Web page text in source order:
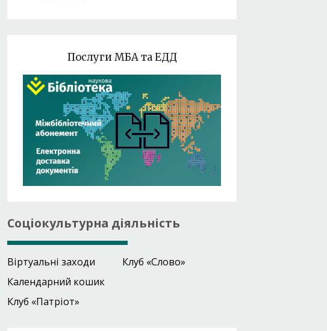
Послуги МБА та ЕДД
Соціокультурна діяльність
Віртуальні заходи
Календарний кошик
Клуб «Патріот»
Клуб «Слово»